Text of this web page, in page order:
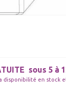
sous 5 à
disponibilité en stock